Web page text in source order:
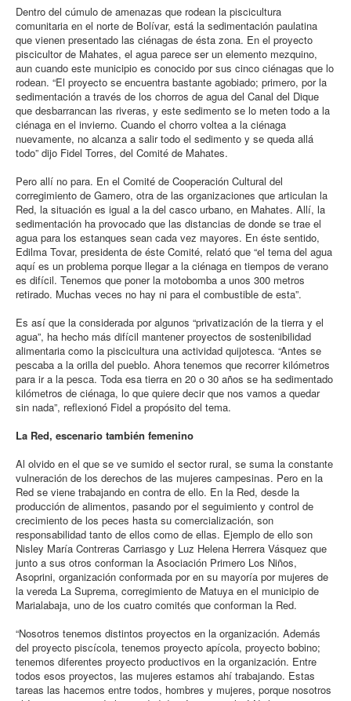
Dentro del cúmulo de amenazas que rodean la piscicultura
comunitaria en el norte de Bolívar, está la sedimentación paulatina
que vienen presentado las ciénagas de ésta zona. En el proyecto
piscicultor de Mahates, el agua parece ser un elemento mezquino,
aun cuando este municipio es conocido por sus cinco ciénagas que lo
rodean. “El proyecto se encuentra bastante agobiado; primero, por la
sedimentación a través de los chorros de agua del Canal del Dique
que desbarrancan las riveras, y este sedimento se lo meten todo a la
ciénaga en el invierno. Cuando el chorro voltea a la ciénaga
nuevamente, no alcanza a salir todo el sedimento y se queda allá
todo” dijo Fidel Torres, del Comité de Mahates.
Pero allí no para. En el Comité de Cooperación Cultural del
corregimiento de Gamero, otra de las organizaciones que articulan la
Red, la situación es igual a la del casco urbano, en Mahates. Allí, la
sedimentación ha provocado que las distancias de donde se trae el
agua para los estanques sean cada vez mayores. En éste sentido,
Edilma Tovar, presidenta de éste Comité, relató que “el tema del agua
aquí es un problema porque llegar a la ciénaga en tiempos de verano
es difícil. Tenemos que poner la motobomba a unos 300 metros
retirado. Muchas veces no hay ni para el combustible de esta”.
Es así que la considerada por algunos “privatización de la tierra y el
agua”, ha hecho más difícil mantener proyectos de sostenibilidad
alimentaria como la piscicultura una actividad quijotesca. “Antes se
pescaba a la orilla del pueblo. Ahora tenemos que recorrer kilómetros
para ir a la pesca. Toda esa tierra en 20 o 30 años se ha sedimentado
kilómetros de ciénaga, lo que quiere decir que nos vamos a quedar
sin nada”, reflexionó Fidel a propósito del tema.
La Red, escenario también femenino
Al olvido en el que se ve sumido el sector rural, se suma la constante
vulneración de los derechos de las mujeres campesinas. Pero en la
Red se viene trabajando en contra de ello. En la Red, desde la
producción de alimentos, pasando por el seguimiento y control de
crecimiento de los peces hasta su comercialización, son
responsabilidad tanto de ellos como de ellas. Ejemplo de ello son
Nisley María Contreras Carriasgo y Luz Helena Herrera Vásquez que
junto a sus otros conforman la Asociación Primero Los Niños,
Asoprini, organización conformada por en su mayoría por mujeres de
la vereda La Suprema, corregimiento de Matuya en el municipio de
Marialabaja, uno de los cuatro comités que conforman la Red.
“Nosotros tenemos distintos proyectos en la organización. Además
del proyecto piscícola, tenemos proyecto apícola, proyecto bobino;
tenemos diferentes proyecto productivos en la organización. Entre
todos esos proyectos, las mujeres estamos ahí trabajando. Estas
tareas las hacemos entre todos, hombres y mujeres, porque nosotros